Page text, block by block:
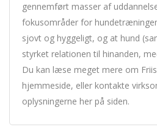
gennemført masser af
fokusområder for
sjovt og hyggeligt, og at hund
styrket relationen til hinanden,
Du kan læse meget mere om
hjemmeside, eller kontakte
oplysningerne her på siden.